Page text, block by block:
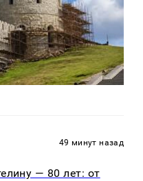
49 минут назад
— 80 лет: от